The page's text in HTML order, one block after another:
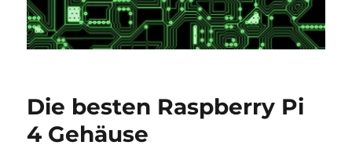
Die besten Raspberry Pi
4 Gehäuse